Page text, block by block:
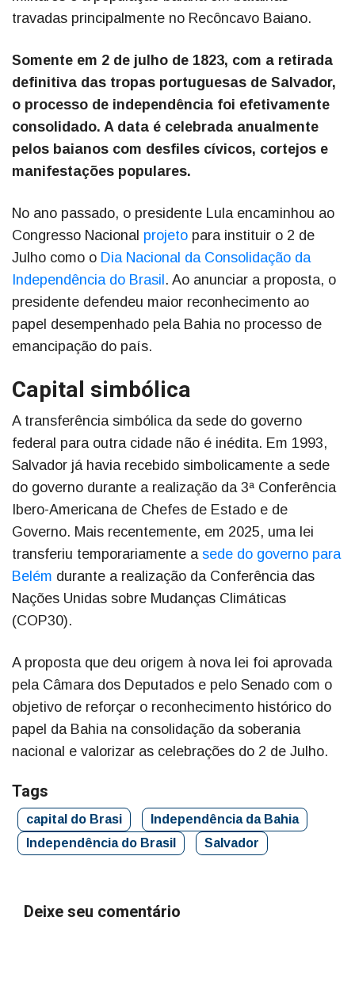
travadas principalmente no Recôncavo Baiano.
Somente em 2 de julho de 1823, com a retirada
definitiva das tropas portuguesas de Salvador,
o processo de independência foi efetivamente
consolidado. A data é celebrada anualmente
pelos baianos com desfiles cívicos, cortejos e
manifestações populares.
No ano passado, o presidente Lula encaminhou ao
Congresso Nacional projeto para instituir o 2 de
Julho como o Dia Nacional da Consolidação da
Independência do Brasil . Ao anunciar a proposta, o
presidente defendeu maior reconhecimento ao
papel desempenhado pela Bahia no processo de
emancipação do país.
Capital simbólica
A transferência simbólica da sede do governo
federal para outra cidade não é inédita. Em 1993,
Salvador já havia recebido simbolicamente a sede
do governo durante a realização da 3ª Conferência
Ibero-Americana de Chefes de Estado e de
Governo. Mais recentemente, em 2025, uma lei
transferiu temporariamente a sede do governo para
Belém durante a realização da Conferência das
Nações Unidas sobre Mudanças Climáticas
(COP30).
A proposta que deu origem à nova lei foi aprovada
pela Câmara dos Deputados e pelo Senado com o
objetivo de reforçar o reconhecimento histórico do
papel da Bahia na consolidação da soberania
nacional e valorizar as celebrações do 2 de Julho.
Tags
capital do Brasi
Independência da Bahia
Independência do Brasil
Salvador
Deixe seu comentário